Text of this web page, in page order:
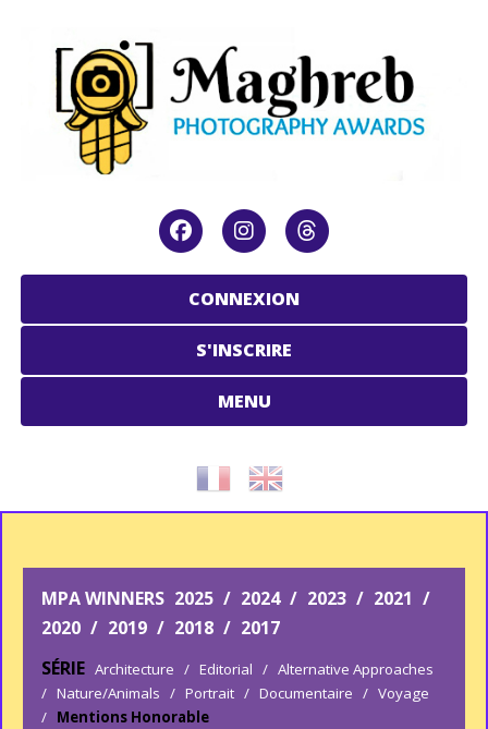
CONNEXION
S'INSCRIRE
MENU
MPA WINNERS 2025 / 2024 / 2023 / 2021 /
2020 / 2019 / 2018 / 2017
SÉRIE Architecture / Editorial / Alternative Approaches
/ Nature/Animals / Portrait / Documentaire / Voyage
/ Mentions Honorable